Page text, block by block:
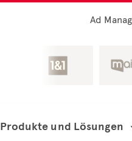
Ad
Produkte und Lösungen